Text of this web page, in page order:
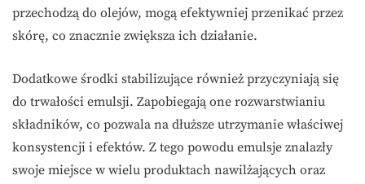
przechodzą do olejów, mogą efektywniej przenikać przez
skórę, co znacznie zwiększa ich działanie.
Dodatkowe środki stabilizujące również przyczyniają się
do trwałości emulsji. Zapobiegają one rozwarstwianiu
składników, co pozwala na dłuższe utrzymanie właściwej
konsystencji i efektów. Z tego powodu emulsje znalazły
swoje miejsce w wielu produktach nawilżających oraz